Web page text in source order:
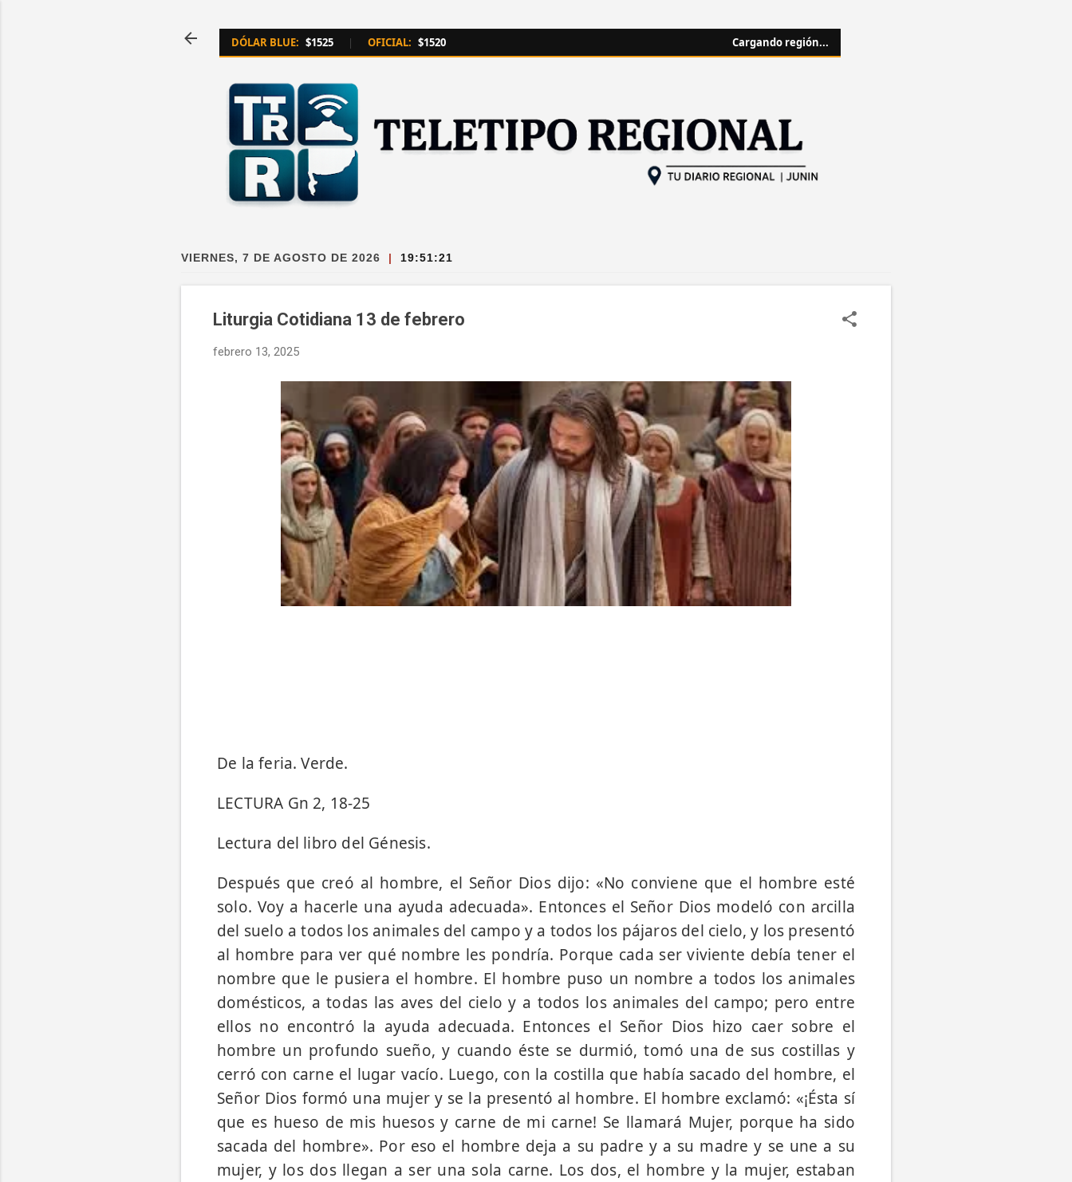
DÓLAR BLUE: $1525 | OFICIAL: $1520 Cargando región...
VIERNES, 7 DE AGOSTO DE 2026 | 19:51:22
Liturgia Cotidiana 13 de febrero
febrero 13, 2025
De la feria. Verde.
LECTURA Gn 2, 18-25
Lectura del libro del Génesis.
Después que creó al hombre, el Señor Dios dijo: «No conviene que el hombre esté
solo. Voy a hacerle una ayuda adecuada». Entonces el Señor Dios modeló con arcilla
del suelo a todos los animales del campo y a todos los pájaros del cielo, y los presentó
al hom­bre para ver qué nombre les pondría. Porque cada ser viviente debía tener el
nombre que le pusiera el hombre. El hombre puso un nombre a todos los ani­males
domésticos, a todas las aves del cielo y a todos los animales del campo; pero entre
ellos no encontró la ayuda adecuada. Entonces el Señor Dios hizo caer sobre el
hombre un profundo sueño, y cuando éste se durmió, tomó una de sus costillas y
cerró con carne el lugar vacío. Luego, con la costilla que había sacado del hombre, el
Señor Dios formó una mujer y se la presentó al hombre. El hombre exclamó: «¡Ésta sí
que es hueso de mis huesos y carne de mi carne! Se llamará Mujer, porque ha sido
sacada del hombre». Por eso el hombre deja a su padre y a su madre y se une a su
mujer, y los dos llegan a ser una sola carne. Los dos, el hombre y la mujer, estaban